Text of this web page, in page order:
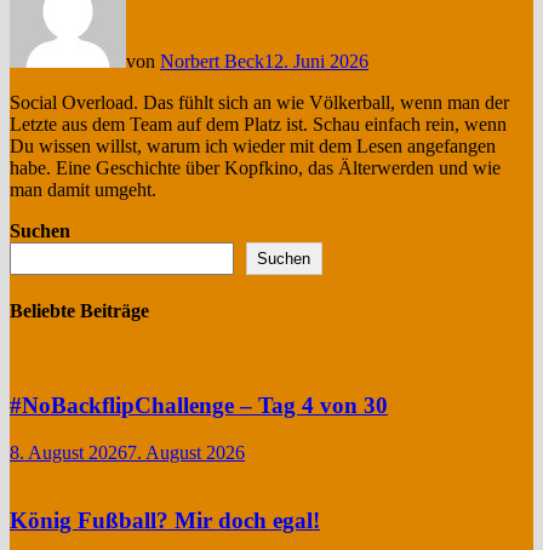
von Norbert Beck12. Juni 2026
Social Overload. Das fühlt sich an wie Völkerball, wenn man der
Letzte aus dem Team auf dem Platz ist. Schau einfach rein, wenn
Du wissen willst, warum ich wieder mit dem Lesen angefangen
habe. Eine Geschichte über Kopfkino, das Älterwerden und wie
man damit umgeht.
Suchen
Suchen
Beliebte Beiträge
#NoBackflipChallenge – Tag 4 von 30
8. August 20267. August 2026
König Fußball? Mir doch egal!